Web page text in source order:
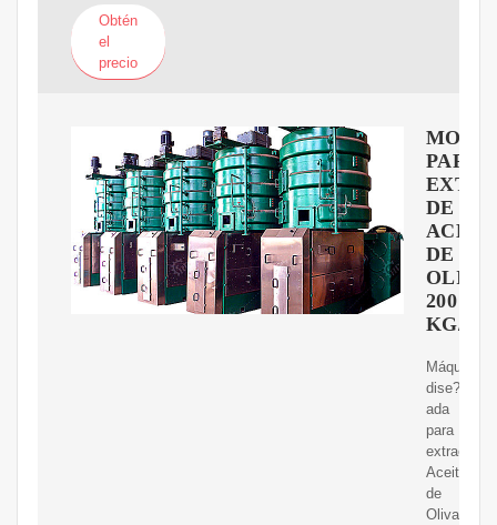
Obtén
el
precio
PARA
DE
DE
OLIVA
200
KG/H
Máquina
dise?
ada
para
extraer
Aceite
de
Oliva